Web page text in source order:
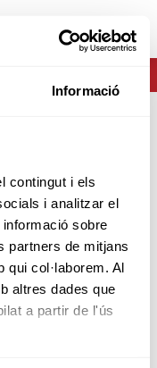
Informació
contingut i els
i analitzar el
sobre
partners de mitjans
qui col·laborem. Al
altres dades que
a partir de l'ús
es ca
buscando no